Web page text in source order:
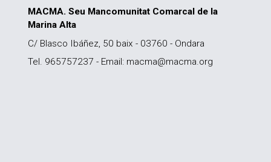
MACMA. Seu Mancomunitat Comarcal de la
Marina Alta
C/ Blasco Ibáñez, 50 baix - 03760 - Ondara
Tel. 965757237 - Email: macma@macma.org